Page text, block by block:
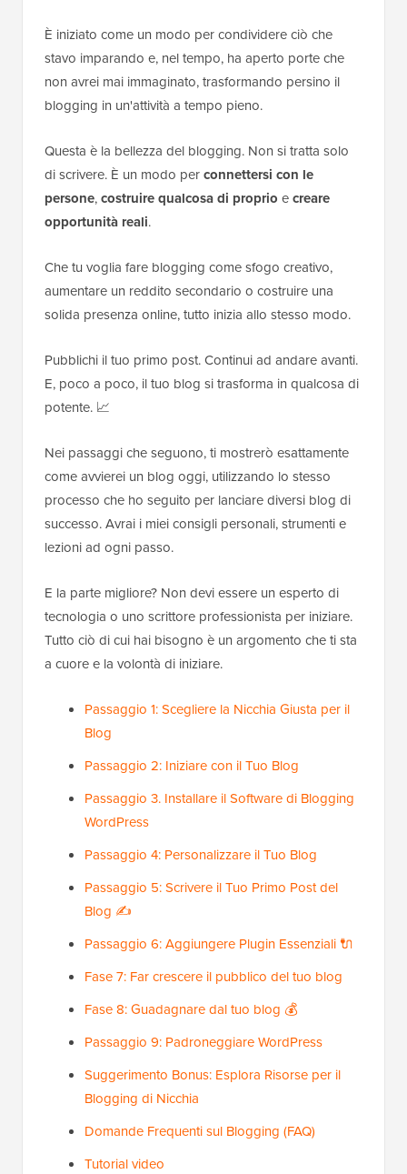
È iniziato come un modo per condividere ciò che
stavo imparando e, nel tempo, ha aperto porte che
non avrei mai immaginato, trasformando persino il
blogging in un'attività a tempo pieno.
Questa è la bellezza del blogging. Non si tratta solo
di scrivere. È un modo perconnettersi con le
persone,costruire qualcosa di proprio ecreare
opportunità reali.
Che tu voglia fare blogging come sfogo creativo,
aumentare un reddito secondario o costruire una
solida presenza online, tutto inizia allo stesso modo.
Pubblichi il tuo primo post. Continui ad andare avanti.
E, poco a poco, il tuo blog si trasforma in qualcosa di
potente. 📈
Nei passaggi che seguono, ti mostrerò esattamente
come avvierei un blog oggi, utilizzando lo stesso
processo che ho seguito per lanciare diversi blog di
successo. Avrai i miei consigli personali, strumenti e
lezioni ad ogni passo.
E la parte migliore? Non devi essere un esperto di
tecnologia o uno scrittore professionista per iniziare.
Tutto ciò di cui hai bisogno è un argomento che ti sta
a cuore e la volontà di iniziare.
Passaggio 1: Scegliere la Nicchia Giusta per il
Blog
Passaggio 2: Iniziare con il Tuo Blog
Passaggio 3. Installare il Software di Blogging
WordPress
Passaggio 4: Personalizzare il Tuo Blog
Passaggio 5: Scrivere il Tuo Primo Post del
Blog ✍️
Passaggio 6: Aggiungere Plugin Essenziali 🔌
Fase 7: Far crescere il pubblico del tuo blog
Fase 8: Guadagnare dal tuo blog 💰
Passaggio 9: Padroneggiare WordPress
Suggerimento Bonus: Esplora Risorse per il
Blogging di Nicchia
Domande Frequenti sul Blogging (FAQ)
Tutorial video